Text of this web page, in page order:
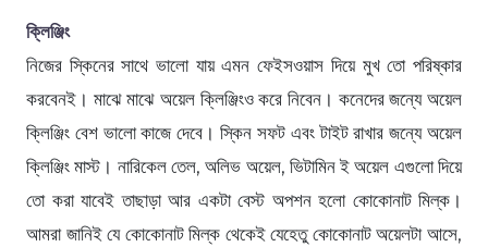
ক্লিঞ্জিং
নিজের স্কিনের সাথে ভালো যায় এমন ফেইসওয়াস দিয়ে মুখ তো পরিষ্কার
করবেনই। মাঝে মাঝে অয়েল ক্লিঞ্জিংও করে নিবেন। কনেদের জন্যে অয়েল
ক্লিঞ্জিং বেশ ভালো কাজে দেবে। স্কিন সফট এবং টাইট রাখার জন্যে অয়েল
ক্লিঞ্জিং মাস্ট। নারিকেল তেল, অলিভ অয়েল, ভিটামিন ই অয়েল এগুলো দিয়ে
তো করা যাবেই তাছাড়া আর একটা বেস্ট অপশন হলো কোকোনাট মিল্ক।
আমরা জানিই যে কোকোনাট মিল্ক থেকেই যেহেতু কোকোনাট অয়েলটা আসে,